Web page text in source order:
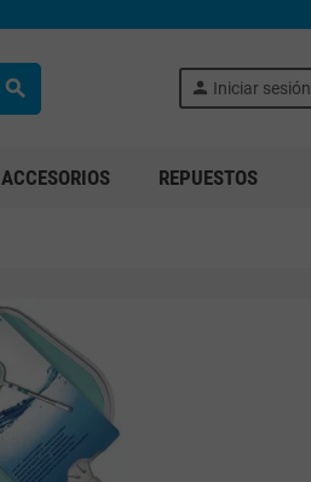
search person Iniciar sesión
ACCESORIOS REPUESTOS